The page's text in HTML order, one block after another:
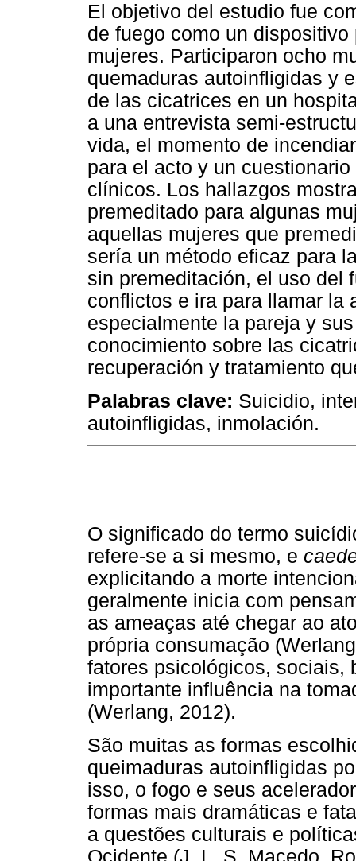
El objetivo del estudio fue
de fuego como un
mujeres. Participaron ocho
quemaduras autoinfligidas y
de las cicatrices en un
a una entrevista semi-
vida, el momento de
para el acto y un
clínicos. Los hallazgos
premeditado para algunas
aquellas mujeres que
sería un método eficaz para
sin premeditación, el uso del
conflictos e ira para llamar la
especialmente la pareja y
conocimiento sobre las
recuperación y tratamiento
Palabras clave: Suicidio,
autoinfligidas, inmolación.
O significado do termo
refere-se a si mesmo, e
explicitando a morte
geralmente inicia com
as ameaças até chegar ao
própria consumação
fatores psicológicos, sociais,
importante influência na
(Werlang, 2012).
São muitas as formas
queimaduras autoinfligidas
isso, o fogo e seus
formas mais dramáticas e
a questões culturais e
Ocidente (J. L. S. Macedo,